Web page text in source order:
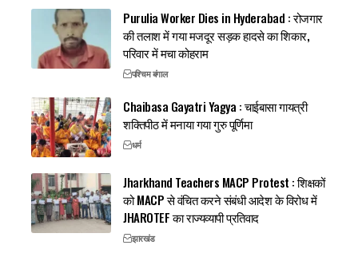
Purulia Worker Dies in Hyderabad : रोजगार
की तलाश में गया मजदूर सड़क हादसे का शिकार,
परिवार में मचा कोहराम
पश्चिम बंगाल
Chaibasa Gayatri Yagya : चाईबासा गायत्री
शक्तिपीठ में मनाया गया गुरु पूर्णिमा
धर्म
Jharkhand Teachers MACP Protest : शिक्षकों
को MACP से वंचित करने संबंधी आदेश के विरोध में
JHAROTEF का राज्यव्यापी प्रतिवाद
झारखंड